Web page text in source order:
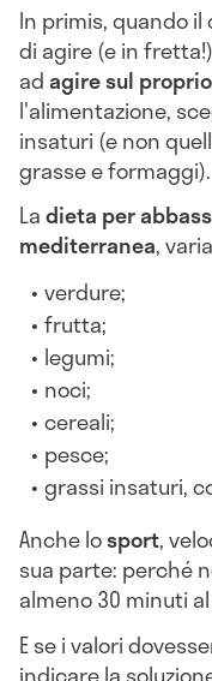
In primis, quando
di agire (e in
adagire sul
l'alimentazione,
insaturi (e non
grasse e formaggi).
Ladieta per
mediterranea,
verdure;
frutta;
legumi;
noci;
cereali;
pesce;
grassi insaturi,
Anche losport,
sua parte: perché
almeno 30 minuti
E se i valori